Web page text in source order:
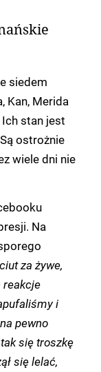
siedem
Kan, Merida
Ich stan jest
ostrożnie
wiele dni nie
Na
za żywe,
reakcje
i
pewno
się troszkę
się lelać,